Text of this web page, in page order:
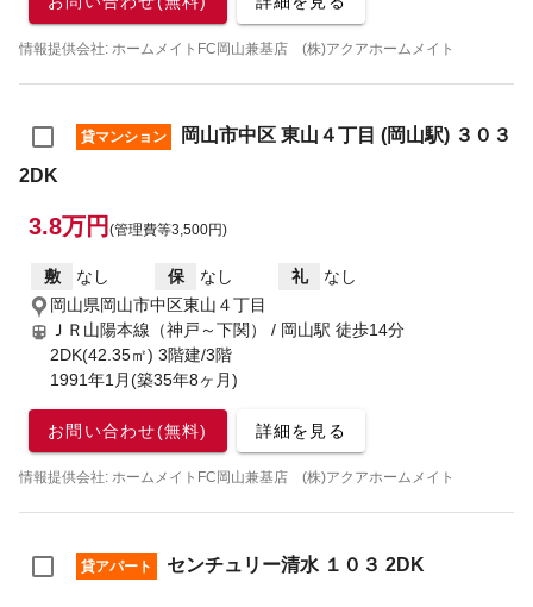
情報提供会社: ホームメイトFC岡山兼基店 (株)アクアホームメイト
貸マンション
岡山市中区 東山４丁目 (岡山駅) ３０３
2DK
3.8万円 (管理費等3,500円)
敷 なし 保 なし 礼
なし
岡山県岡山市中区東山４丁目
ＪＲ山陽本線（神戸～下関） / 岡山駅 徒歩14分
2DK(42.35㎡) 3階建/3階
1991年1月(築35年8ヶ月)
お問い合わせ(無料) 詳細を見る
情報提供会社: ホームメイトFC岡山兼基店 (株)アクアホームメイト
貸アパート センチュリー清水 １０３ 2DK